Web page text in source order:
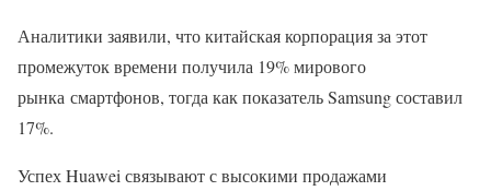
Аналитики заявили, что китайская корпорация за этот
промежуток времени получила 19% мирового
рынка смартфонов, тогда как показатель Samsung составил
17%.
Успех Huawei связывают с высокими продажами